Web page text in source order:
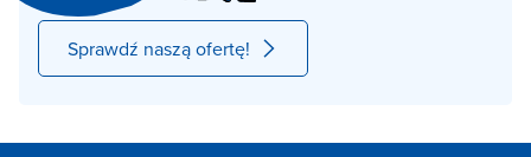
Sprawdź naszą ofertę!